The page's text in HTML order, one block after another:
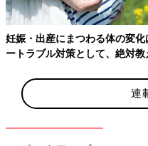
妊娠・出産にまつわる体の変
ートラブル対策として、絶対
連